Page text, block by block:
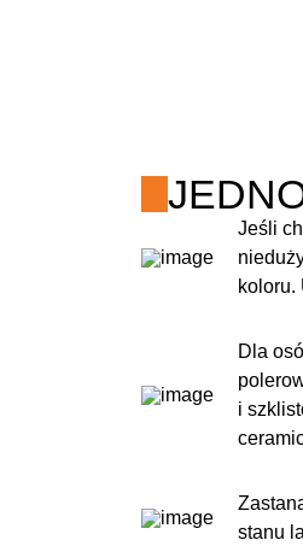
Jeśli
koloru.
Dla
i
stanu